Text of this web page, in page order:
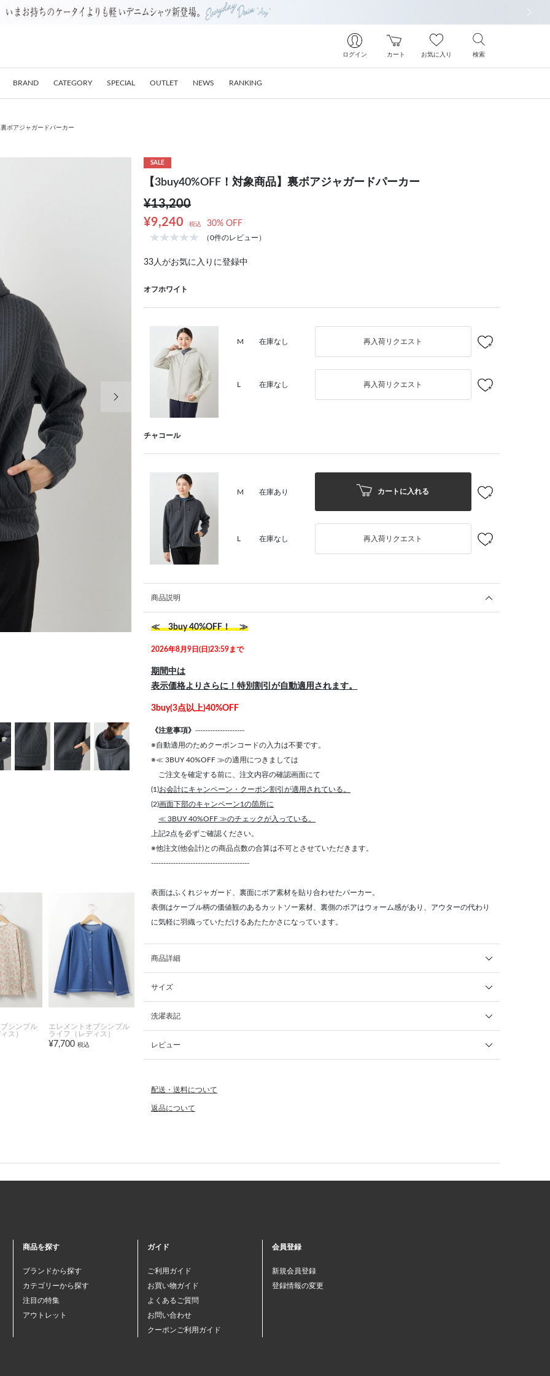
ログイン カート お気に入り 検索
BRAND CATEGORY SPECIAL OUTLET NEWS RANKING
ボアジャガードパーカー
シンプル
ス）
エレメントオブシンプル
ライフ（レディス）
¥7,700 税込
SALE
【3buy40%OFF！対象商品】裏ボアジャガードパーカー
¥13,200
¥9,240
税込 30% OFF
（0件のレビュー）
33人がお気に入りに登録中
オフホワイト
M 在庫なし 再入荷リクエスト
L 在庫なし 再入荷リクエスト
チャコール
M 在庫あり カートに入れる
在庫なし 再入荷リクエスト
商品説明
≪ 3buy 40%OFF！ ≫
2026年8月9日(日)23:59まで
期間中は
表示価格よりさらに！特別割引が自動適用されます。
3buy(3点以上)40%OFF
《注意事項》 --------------------
※自動適用のためクーポンコードの入力は不要です。
※≪ 3BUY 40%OFF ≫の適用につきましては
ご注文を確定する前に、注文内容の確認画面にて
(1)お会計にキャンペーン・クーポン割引が適用されている。
(2)画面下部のキャンペーン1の箇所に
≪ 3BUY 40%OFF ≫のチェックが入っている。
上記2点を必ずご確認ください。
※他注文(他会計)との商品点数の合算は不可とさせていただきます。
----------------------------------------
表面はふくれジャガード、裏面にボア素材を貼り合わせたパーカー。
表側はケーブル柄の価値観のあるカットソー素材、裏側のボアはウォーム感があり、アウターの代わり
に気軽に羽織っていただけるあたたかさになっています。
商品詳細
サイズ
洗濯表記
レビュー
配送・送料について
返品について
商品を探す
ブランドから探す
カテゴリーから探す
注目の特集
アウトレット
ガイド
ご利用ガイド
お買い物ガイド
よくあるご質問
お問い合わせ
クーポンご利用ガイド
会員登録
新規会員登録
登録情報の変更